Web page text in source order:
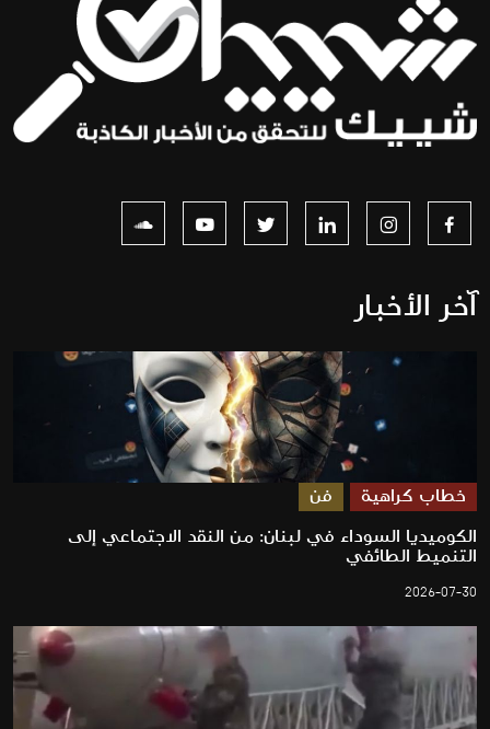
آخر الأخبار
خطاب كراهية فن
الكوميديا السوداء في لبنان: من النقد الاجتماعي إلى
التنميط الطائفي
2026-07-30